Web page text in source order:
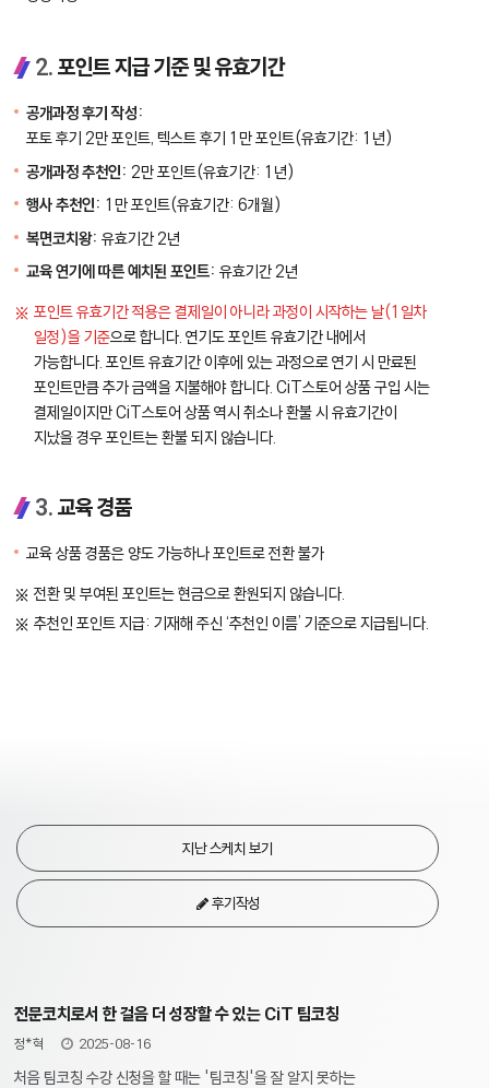
2. 포인트 지급 기준 및 유효기간
공개과정 후기 작성:
포토 후기 2만 포인트, 텍스트 후기 1만 포인트(유효기간: 1년)
공개과정 추천인: 2만 포인트(유효기간: 1년)
행사 추천인: 1만 포인트(유효기간: 6개월)
복면코치왕: 유효기간 2년
교육 연기에 따른 예치된 포인트: 유효기간 2년
포인트 유효기간 적용은 결제일이 아니라 과정이 시작하는 날(1일차
일정)을 기준으로 합니다. 연기도 포인트 유효기간 내에서
가능합니다. 포인트 유효기간 이후에 있는 과정으로 연기 시 만료된
포인트만큼 추가 금액을 지불해야 합니다. CiT스토어 상품 구입 시는
결제일이지만 CiT스토어 상품 역시 취소나 환불 시 유효기간이
지났을 경우 포인트는 환불 되지 않습니다.
3. 교육 경품
교육 상품 경품은 양도 가능하나 포인트로 전환 불가
전환 및 부여된 포인트는 현금으로 환원되지 않습니다.
추천인 포인트 지급: 기재해 주신 ‘추천인 이름’ 기준으로 지급됩니다.
지난 스케치 보기
후기작성
전문코치로서 한 걸음 더 성장할 수 있는 CiT 팀코칭
정*혁 2025-08-16
처음 팀코칭 수강 신청을 할 때는 '팀코칭'을 잘 알지 못하는